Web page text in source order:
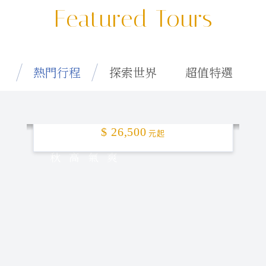
Featured Tours
熱門行程 探索世界 超值特選